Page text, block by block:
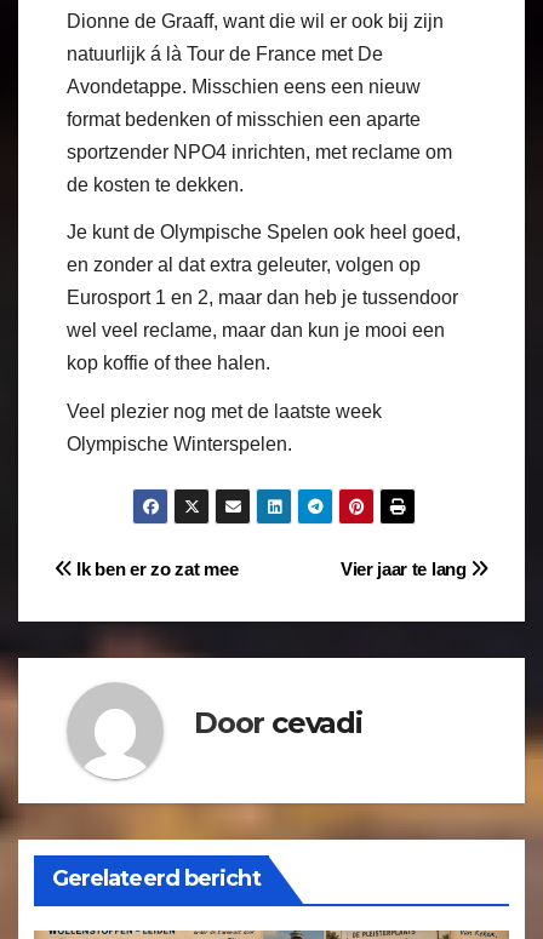
Dionne de Graaff, want die wil er ook bij zijn
natuurlijk á là Tour de France met De
Avondetappe. Misschien eens een nieuw
format bedenken of misschien een aparte
sportzender NPO4 inrichten, met reclame om
de kosten te dekken.
Je kunt de Olympische Spelen ook heel goed,
en zonder al dat extra geleuter, volgen op
Eurosport 1 en 2, maar dan heb je tussendoor
wel veel reclame, maar dan kun je mooi een
kop koffie of thee halen.
Veel plezier nog met de laatste week
Olympische Winterspelen.
Vier jaar te lang
Ik ben er zo zat mee
Door cevadi
Gerelateerd bericht